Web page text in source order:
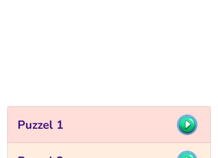
Puzzel 1